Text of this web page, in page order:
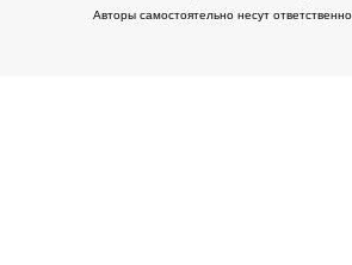
Авторы самостоятельно несут